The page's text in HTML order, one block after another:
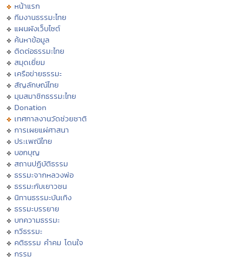
หน้าแรก
ทีมงานธรรมะไทย
แผนผังเว็บไซต์
ค้นหาข้อมูล
ติดต่อธรรมะไทย
สมุดเยี่ยม
เครือข่ายธรรมะ
สัญลักษณ์ไทย
มุมสมาชิกธรรมะไทย
Donation
เทศกาลงานวัดช่วยชาติ
การเผยแผ่ศาสนา
ประเพณีไทย
บอกบุญ
สถานปฏิบัติธรรม
ธรรมะจากหลวงพ่อ
ธรรมะกับเยาวชน
นิทานธรรมะบันเทิง
ธรรมะบรรยาย
บทความธรรมะ
กวีธรรมะ
คติธรรม คำคม โดนใจ
กรรม